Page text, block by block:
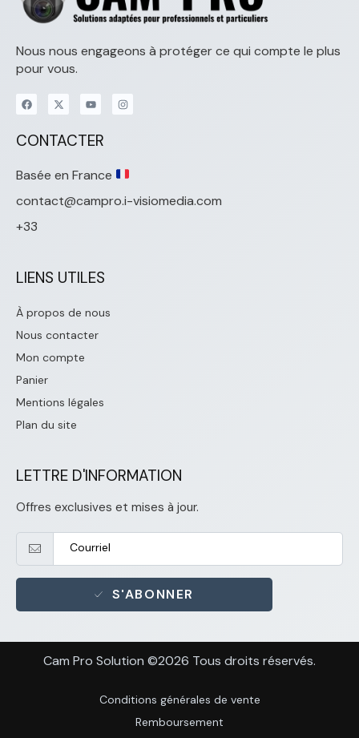
Nous nous engageons à protéger ce qui compte le plus
pour vous.
CONTACTER
Basée en France
contact@campro.i-visiomedia.com
+33
LIENS UTILES
À propos de nous
Nous contacter
Mon compte
Panier
Mentions légales
Plan du site
LETTRE D'INFORMATION
Offres exclusives et mises à jour.
S'ABONNER
Cam Pro Solution ©2026 Tous droits réservés.
Conditions générales de vente
Remboursement